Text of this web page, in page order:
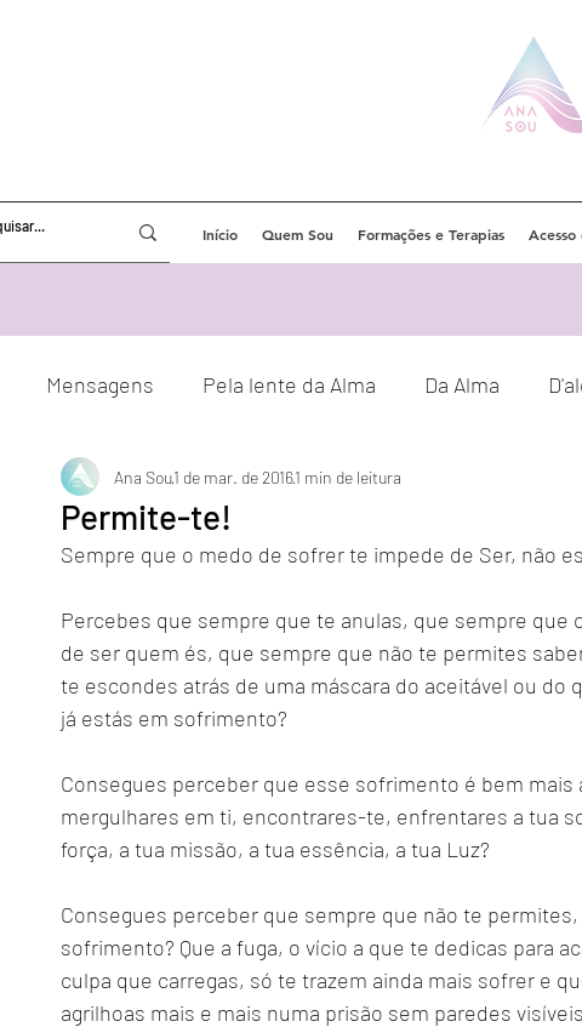
Início Quem Sou Formações e Terapias Acesso
Mensagens Pela lente da Alma Da Alma
Atualizações Energéticas Eventos Orações
Permite-te!
Ana Sou1 de mar. de 20161 min de leitura
Sempre que o medo de sofrer te impede de Ser, não
Percebes que sempre que te anulas, que sempre que
de ser quem és, que sempre que não te permites
te escondes atrás de uma máscara do aceitável ou do
já estás em sofrimento?
Consegues perceber que esse sofrimento é bem
mergulhares em ti, encontrares-te, enfrentares a tua
força, a tua missão, a tua essência, a tua Luz?
Consegues perceber que sempre que não te
sofrimento? Que a fuga, o vício a que te dedicas para
culpa que carregas, só te trazem ainda mais sofrer e
agrilhoas mais e mais numa prisão sem paredes